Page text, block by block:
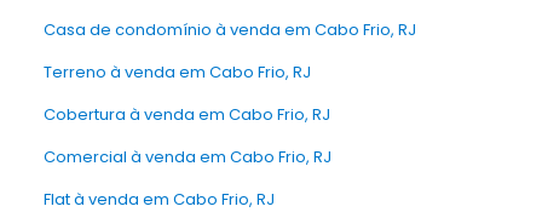
Casa de condomínio à venda em Cabo Frio, RJ
Terreno à venda em Cabo Frio, RJ
Cobertura à venda em Cabo Frio, RJ
Comercial à venda em Cabo Frio, RJ
Flat à venda em Cabo Frio, RJ